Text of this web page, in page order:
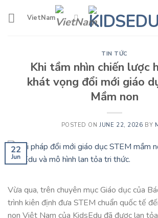
VietNam
TIN TỨC
Khi tầm nhìn chiến lược
khát vọng đổi mới giáo
Mầm non
POSTED ONJUNE 22, 2026 BY
22
Jun
Vừa qua, trên chuyên mục Giáo dục của
trình kiên định đưa STEM chuẩn quốc tế
non Việt Nam của KidsEdu đã được lan